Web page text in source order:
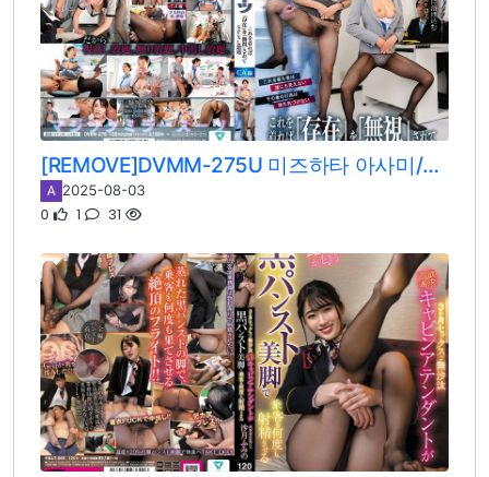
[REMOVE]DVMM-275U 미즈하타 아사미/사츠키 후미노
A 2025-08-03
0 1 31